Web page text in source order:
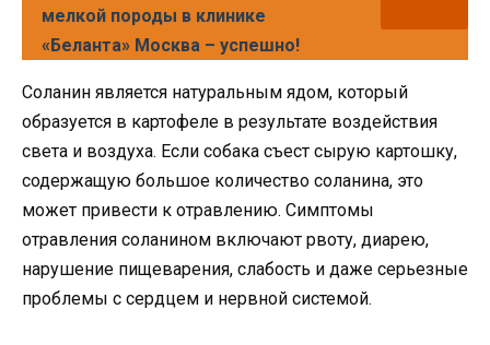
мелкой породы в клинике
«Беланта» Москва – успешно!
Соланин является натуральным ядом, который
образуется в картофеле в результате воздействия
света и воздуха. Если собака съест сырую картошку,
содержащую большое количество соланина, это
может привести к отравлению. Симптомы
отравления соланином включают рвоту, диарею,
нарушение пищеварения, слабость и даже серьезные
проблемы с сердцем и нервной системой.